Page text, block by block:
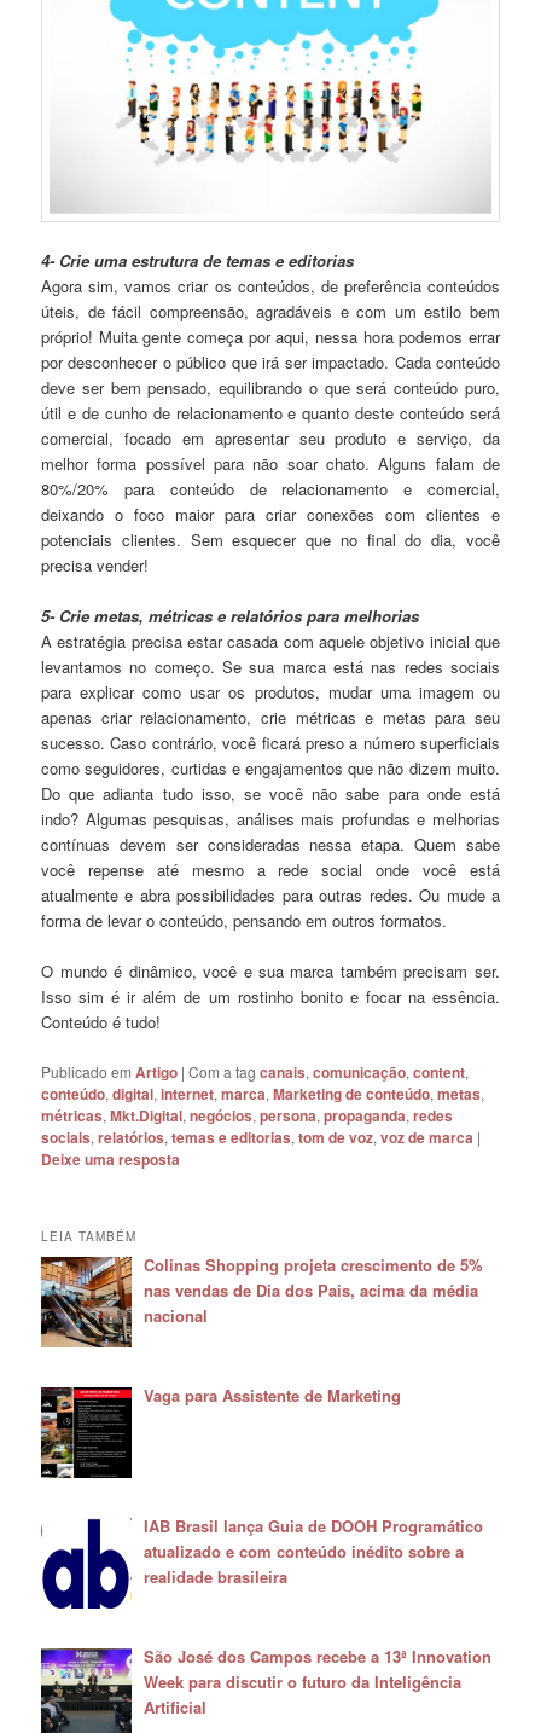
4- Crie uma estrutura de temas e editorias
Agora sim, vamos criar os conteúdos, de preferência conteúdos
úteis, de fácil compreensão, agradáveis e com um estilo bem
próprio! Muita gente começa por aqui, nessa hora podemos errar
por desconhecer o público que irá ser impactado. Cada conteúdo
deve ser bem pensado, equilibrando o que será conteúdo puro,
útil e de cunho de relacionamento e quanto deste conteúdo será
comercial, focado em apresentar seu produto e serviço, da
melhor forma possível para não soar chato. Alguns falam de
80%/20% para conteúdo de relacionamento e comercial,
deixando o foco maior para criar conexões com clientes e
potenciais clientes. Sem esquecer que no final do dia, você
precisa vender!
5- Crie metas, métricas e relatórios para melhorias
A estratégia precisa estar casada com aquele objetivo inicial que
levantamos no começo. Se sua marca está nas redes sociais
para explicar como usar os produtos, mudar uma imagem ou
apenas criar relacionamento, crie métricas e metas para seu
sucesso. Caso contrário, você ficará preso a número superficiais
como seguidores, curtidas e engajamentos que não dizem muito.
Do que adianta tudo isso, se você não sabe para onde está
indo? Algumas pesquisas, análises mais profundas e melhorias
contínuas devem ser consideradas nessa etapa. Quem sabe
você repense até mesmo a rede social onde você está
atualmente e abra possibilidades para outras redes. Ou mude a
forma de levar o conteúdo, pensando em outros formatos.
O mundo é dinâmico, você e sua marca também precisam ser.
Isso sim é ir além de um rostinho bonito e focar na essência.
Conteúdo é tudo!
Publicado em Artigo |Com a tagcanais,comunicação,content,
conteúdo,digital,internet,marca,Marketing de conteúdo,metas,
métricas,Mkt.Digital,negócios,persona,propaganda,redes
sociais,relatórios,temas e editorias,tom de voz,voz de marca |
Deixe uma resposta
LEIA TAMBÉM
Colinas Shopping projeta crescimento de 5%
nas vendas de Dia dos Pais, acima da média
nacional
Vaga para Assistente de Marketing
IAB Brasil lança Guia de DOOH Programático
atualizado e com conteúdo inédito sobre a
realidade brasileira
São José dos Campos recebe a 13ª Innovation
Week para discutir o futuro da Inteligência
Artificial